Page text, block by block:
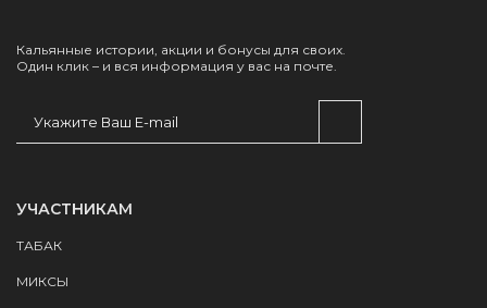
Кальянные истории, акции и бонусы для своих.
Один клик – и вся информация у вас на почте.
УЧАСТНИКАМ
ТАБАК
МИКСЫ